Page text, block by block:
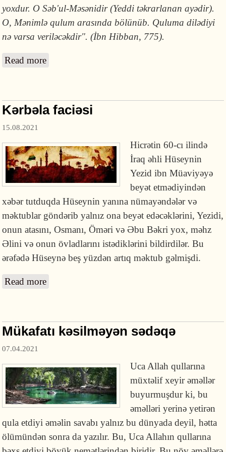
yoxdur. O Səb'ul-Məsənidir (Yeddi təkrarlanan ayədir).
O, Mənimlə qulum arasında bölünüb. Quluma dilədiyi
nə varsa veriləcəkdir". (İbn Hibban, 775).
Read more
Kərbəla faciəsi
15.08.2021
Hicrətin 60-cı ilində
İraq əhli Hüseynin
Yezid ibn Müaviyəyə
beyət etmədiyindən
xəbər tutduqda Hüseynin yanına nümayəndələr və
məktublar göndərib yalnız ona beyət edəcəklərini, Yezidi,
onun atasını, Osmanı, Öməri və Əbu Bəkri yox, məhz
Əlini və onun övladlarını istədiklərini bildirdilər. Bu
ərəfədə Hüseynə beş yüzdən artıq məktub gəlmişdi.
Read more
Mükafatı kəsilməyən sədəqə
07.04.2021
Uca Allah qullarına
müxtəlif xeyir əməllər
buyurmuşdur ki, bu
əməlləri yerinə yetirən
qula etdiyi əməlin savabı yalnız bu dünyada deyil, hətta
ölümündən sonra da yazılır. Bu, Uca Allahın qullarına